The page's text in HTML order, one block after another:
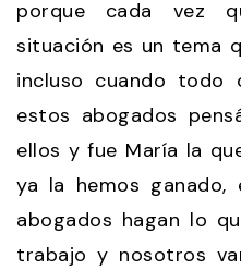
porque cada vez
situación es un tema
incluso cuando
estos abogados
ellos y fue María la
ya la hemos
abogados hagan lo
trabajo y nosotros